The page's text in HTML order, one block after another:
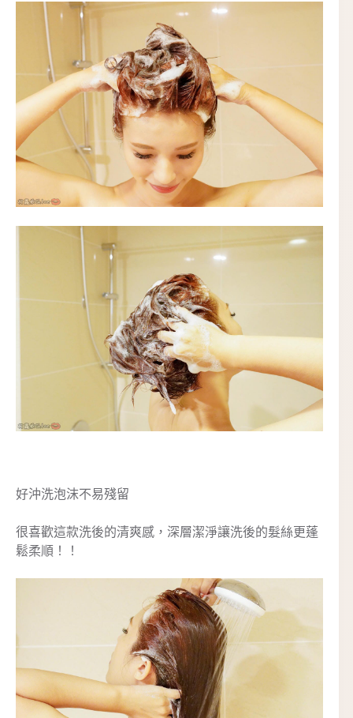
好沖洗泡沫不易殘留
很喜歡這款洗後的清爽感，深層潔淨讓洗後的髮絲更蓬
鬆柔順！！